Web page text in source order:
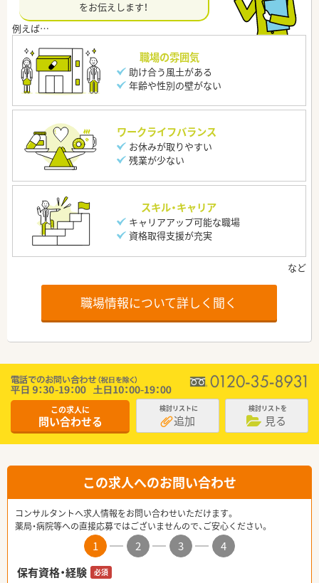
をお伝えします！
職場の雰囲気
助け合う風土がある
年齢や性別の壁がない
ワークライフバランス
お休みが取りやすい
残業が少ない
スキル・キャリア
キャリアアップ可能な職場
資格取得支援が充実
職場情報について詳しく聞く
この求人に
問い合わせる
検討リストに
追加
検討リストを
見る
この求人へのお問い合わせ
コンサルタントへ求人情報をお問い合わせいただけます。
薬局・病院等への直接応募ではございませんので、ご安心ください。
1 2 3
4
保有資格・経験
必須